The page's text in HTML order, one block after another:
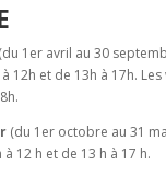
(du 1er avril au 30
12h et de 13h à 17h.
(du 1er octobre au 31
12 h et de 13 h à 17 h.